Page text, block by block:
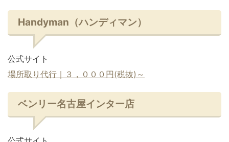
Handyman（ハンディマン）
公式サイト
場所取り代行｜３，０００円(税抜)～
ベンリー名古屋インター店